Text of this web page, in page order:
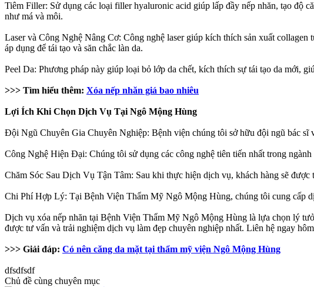
Tiêm Filler: Sử dụng các loại filler hyaluronic acid giúp lấp đầy nếp nhăn, tạo độ
như má và môi.
Laser và Công Nghệ Nâng Cơ: Công nghệ laser giúp kích thích sản xuất
áp dụng để tái tạo và săn chắc làn da.
Peel Da: Phương pháp này giúp loại bỏ lớp da chết, kích thích sự tái tạo da mới,
>>> Tìm hiểu thêm: Xóa nếp nhăn giá bao nhiêu
Lợi Ích Khi Chọn Dịch Vụ Tại Ngô Mộng Hùng
Đội Ngũ Chuyên Gia Chuyên Nghiệp: Bệnh viện chúng tôi sở hữu đội ngũ bác sĩ
Công Nghệ Hiện Đại: Chúng tôi sử dụng các công nghệ tiên tiến nhất trong
Chăm Sóc Sau Dịch Vụ Tận Tâm: Sau khi thực hiện dịch vụ, khách hàng sẽ
Chi Phí Hợp Lý: Tại Bệnh Viện Thẩm Mỹ Ngô Mộng Hùng, chúng tôi cung cấp
Dịch vụ xóa nếp nhăn tại Bệnh Viện Thẩm Mỹ Ngô Mộng Hùng là lựa chọn lý
được tư vấn và trải nghiệm dịch vụ làm đẹp chuyên nghiệp nhất. Liên hệ ngay
>>> Giải đáp: Có nên căng da mặt tại thẩm mỹ viện Ngô Mộng Hùng
dfsdfsdf
Chủ đề cùng chuyên mục